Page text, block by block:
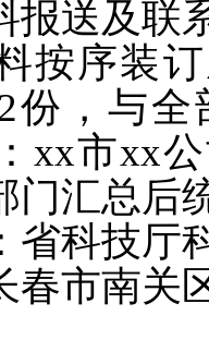
报送及联
序装订
份，与
xx市xx
门汇总后
技厅科
市南关区